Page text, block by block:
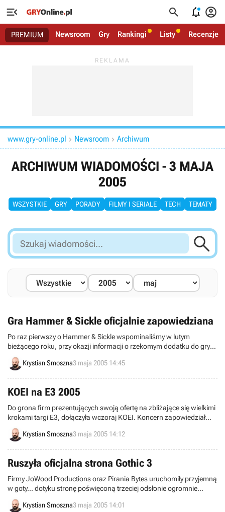
   
PREMIUM Newsroom Gry Rankingi Listy Recenzje
www.gry-online.pl  Newsroom  Archiwum
ARCHIWUM WIADOMOŚCI - 3 MAJA
2005
WSZYSTKIE GRY PORADY FILMY I SERIALE TECH TEMATY
Szukaj
wiadomości...

Gra Hammer & Sickle oficjalnie zapowiedziana
Po raz pierwszy o Hammer & Sickle wspominaliśmy w lutym
bieżącego roku, przy okazji informacji o rzekomym dodatku do gry
Silent Storm. Kilka dni temu – dokładnie 29 kwietnia – Nival
Interactive opublikował oświadczenie prasowe, w którym oficjalnie
Krystian Smoszna3 maja 2005 14:45
KOEI na E3 2005
Do grona firm prezentujących swoją ofertę na zbliżające się wielkimi
krokami targi E3, dołączyła wczoraj KOEI. Koncern zapowiedział
publiczny pokaz kilku znanych gier, a także jeden tajemniczy tytuł,
przeznaczony na konsolę PlayStation 3.
Krystian Smoszna3 maja 2005 14:12
Ruszyła oficjalna strona Gothic 3
Firmy JoWood Productions oraz Pirania Bytes uruchomiły przyjemną
w goty... dotyku stronę poświęconą trzeciej odsłonie ogromnie
popularnej nad Wisłą serii Gothic. Oficjalna witryna gry dostępna jest
zarówno w języku naszych zachodnich sąsiadów, jak i angielskim.
Krystian Smoszna3 maja 2005 14:01